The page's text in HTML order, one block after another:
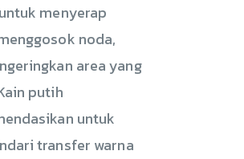
menyerap
noda,
area yang
putih
untuk
transfer warna